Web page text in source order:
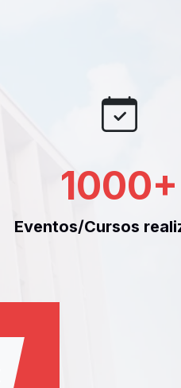
1000+
Eventos/Cursos